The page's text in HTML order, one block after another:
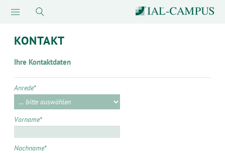
KONTAKT
Ihre Kontaktdaten
Anrede*
Vorname*
Nachname*